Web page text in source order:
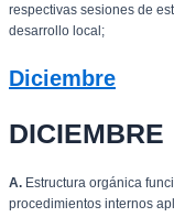
respectivas sesiones de
desarrollo local;
Diciembre
DICIEMBRE
A. Estructura orgánica
procedimientos internos